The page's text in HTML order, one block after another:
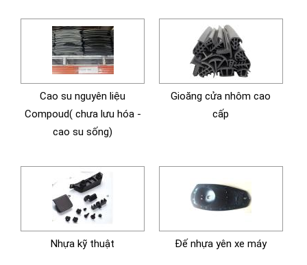
Cao su nguyên liệu
Compoud( chưa lưu hóa -
cao su sống)
Gioăng cửa nhôm cao
cấp
Nhựa kỹ thuật Đế nhựa yên xe máy